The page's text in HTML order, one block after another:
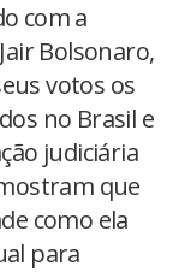
com a
Bolsonaro,
votos os
no Brasil e
judiciária
que
como ela
para